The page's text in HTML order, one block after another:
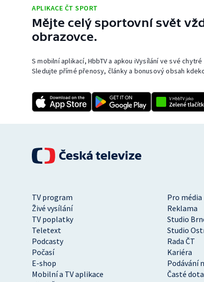
APLIKACE ČT SPORT
Mějte celý sportovní svět
obrazovce.
S mobilní aplikací, HbbTV a apkou iVysílání ve své
Sledujte přímé přenosy, články a bonusový obsah
TV program
Pro média
Živé vysílání
Reklama
TV poplatky
Studio
Teletext
Studio
Podcasty
Rada ČT
Počasí
Kariéra
E-shop
Podávání
Mobilní a TV aplikace
Časté